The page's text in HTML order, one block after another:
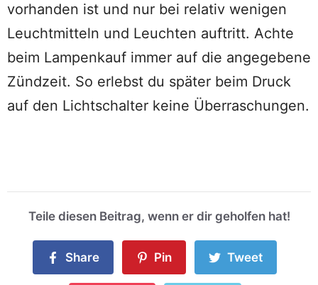
vorhanden ist und nur bei relativ wenigen
Leuchtmitteln und Leuchten auftritt. Achte
beim Lampenkauf immer auf die angegebene
Zündzeit. So erlebst du später beim Druck
auf den Lichtschalter keine Überraschungen.
Teile diesen Beitrag, wenn er dir geholfen hat!
Share Pin Tweet